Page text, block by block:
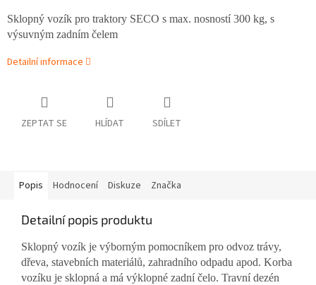
Sklopný vozík pro traktory SECO s max. nosností 300 kg, s
výsuvným zadním čelem
Detailní informace
ZEPTAT SE HLÍDAT SDÍLET
Popis Hodnocení Diskuze Značka
Detailní popis produktu
Sklopný vozík je výborným pomocníkem pro odvoz trávy,
dřeva, stavebních materiálů, zahradního odpadu apod. Korba
vozíku je sklopná a má výklopné zadní čelo. Travní dezén